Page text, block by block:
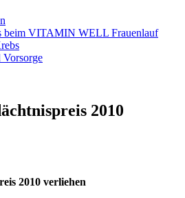
beim VITAMIN WELL Frauenlauf
Vorsorge
2010
2010 verliehen